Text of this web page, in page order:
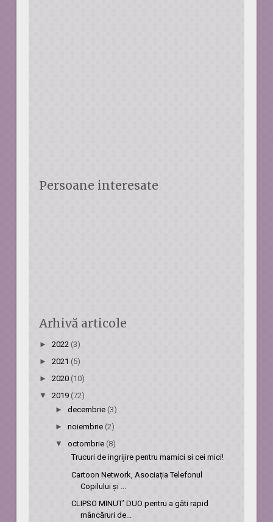
Persoane interesate
Arhivă articole
►2022 (3)
►2021(5)
►2020 (10)
▼2019 (72)
► decembrie (3)
► noiembrie (2)
▼ octombrie (8)
Trucuri de ingrijire pentru mamici si cei mici!
Cartoon Network, Asociația Telefonul
Copilului și ...
CLIPSO MINUT’ DUO pentru a găti rapid
mâncăruri de...